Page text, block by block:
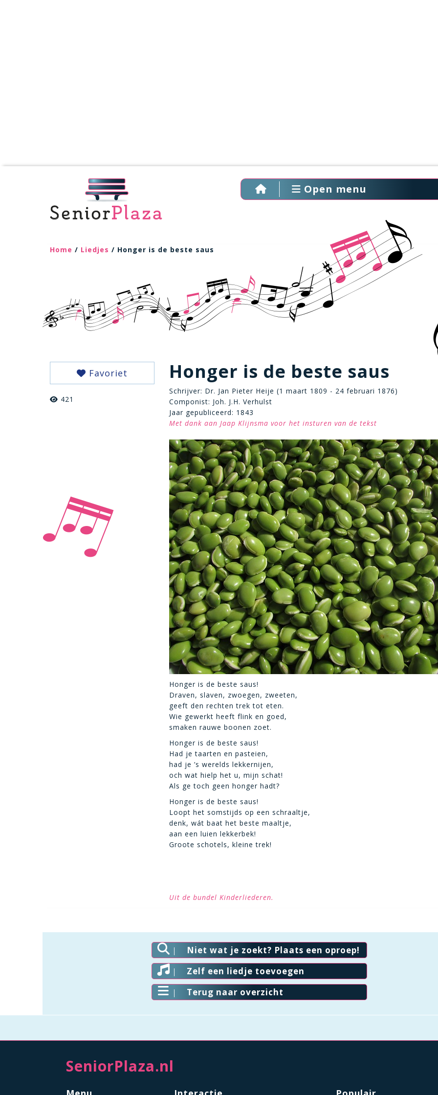
Open menu
Home / Liedjes / Honger is de beste saus
Favoriet
421
Honger is de beste saus
Schrijver: Dr. Jan Pieter Heije (1 maart 1809 - 24 februari 1876)
Componist: Joh. J.H. Verhulst
Jaar gepubliceerd: 1843
Met dank aan Jaap Klijnsma voor het insturen van de tekst
Honger is de beste saus!
Draven, slaven, zwoegen, zweeten,
geeft den rechten trek tot eten.
Wie gewerkt heeft flink en goed,
smaken rauwe boonen zoet.
Honger is de beste saus!
Had je taarten en pasteien,
had je ’s werelds lekkernijen,
och wat hielp het u, mijn schat!
Als ge toch geen honger hadt?
Honger is de beste saus!
Loopt het somstijds op een schraaltje,
denk, wát baat het beste maaltje,
aan een luien lekkerbek!
Groote schotels, kleine trek!
Uit de bundel Kinderliederen.
Niet wat je zoekt? Plaats een oproep!
Zelf een liedje toevoegen
Terug naar overzicht
SeniorPlaza.nl